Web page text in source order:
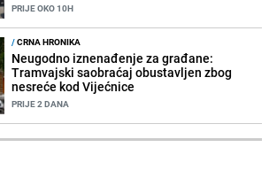
PRIJE OKO 10H
/CRNA HRONIKA
Neugodno iznenađenje za građane:
Tramvajski saobraćaj obustavljen zbog
nesreće kod Vijećnice
PRIJE 2 DANA